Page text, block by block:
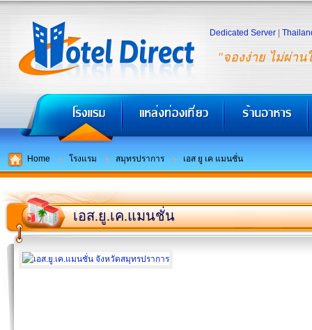
"จองง่าย ไม่ผ่าน
Dedicated Server
Home โรงแรม สมุทรปราการ เอส ยู เค แมนชั่น
เอส.ยู.เค.แมนชั่น